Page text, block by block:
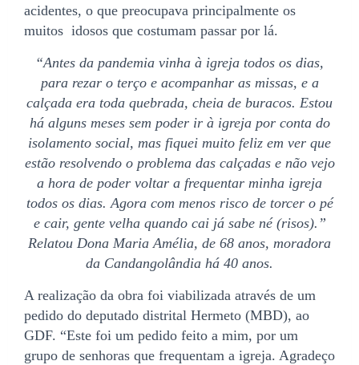
acidentes, o que preocupava principalmente os
muitos idosos que costumam passar por lá.
“Antes da pandemia vinha à igreja todos os dias,
para rezar o terço e acompanhar as missas, e a
calçada era toda quebrada, cheia de buracos. Estou
há alguns meses sem poder ir à igreja por conta do
isolamento social, mas fiquei muito feliz em ver que
estão resolvendo o problema das calçadas e não vejo
a hora de poder voltar a frequentar minha igreja
todos os dias. Agora com menos risco de torcer o pé
e cair, gente velha quando cai já sabe né (risos).”
Relatou Dona Maria Amélia, de 68 anos, moradora
da Candangolândia há 40 anos.
A realização da obra foi viabilizada através de um
pedido do deputado distrital Hermeto (MBD), ao
GDF. “Este foi um pedido feito a mim, por um
grupo de senhoras que frequentam a igreja. Agradeço